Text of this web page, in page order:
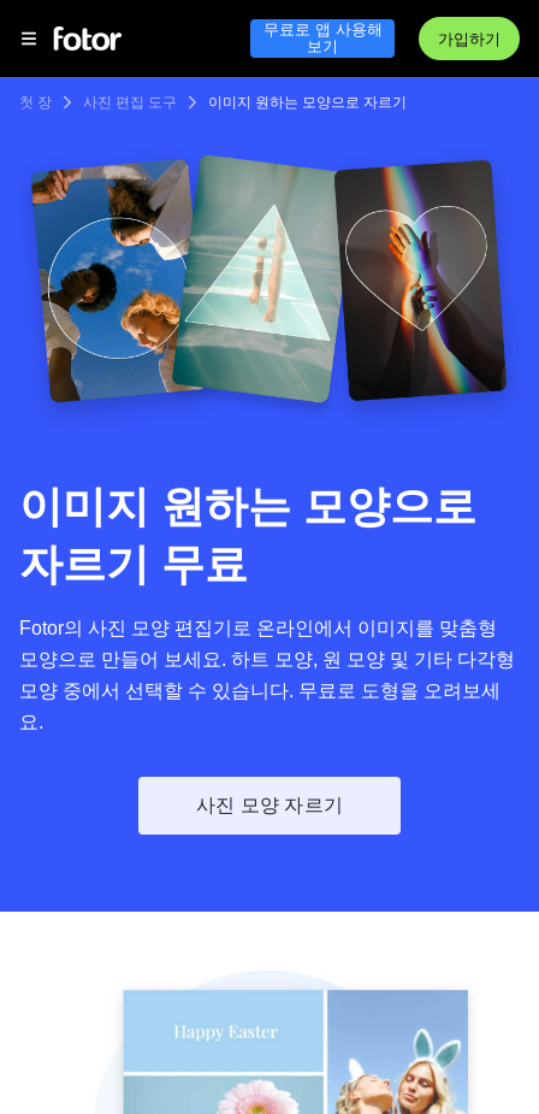
무료로 앱 사용해
보기
가입하기
첫 장 사진 편집 도구 이미지 원하는 모양으로 자르기
이미지 원하는 모양으로
자르기 무료
Fotor의 사진 모양 편집기로 온라인에서 이미지를 맞춤형
모양으로 만들어 보세요. 하트 모양, 원 모양 및 기타 다각형
모양 중에서 선택할 수 있습니다. 무료로 도형을 오려보세
요.
사진 모양 자르기